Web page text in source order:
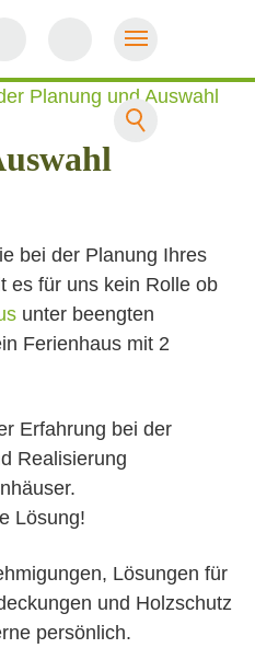
Planung und Auswahl
bei der Planung Ihres
es für uns kein Rolle ob
unter beengten
Ferienhaus mit 2
Erfahrung bei der
Realisierung
Lösung!
Lösungen für
und Holzschutz
persönlich.